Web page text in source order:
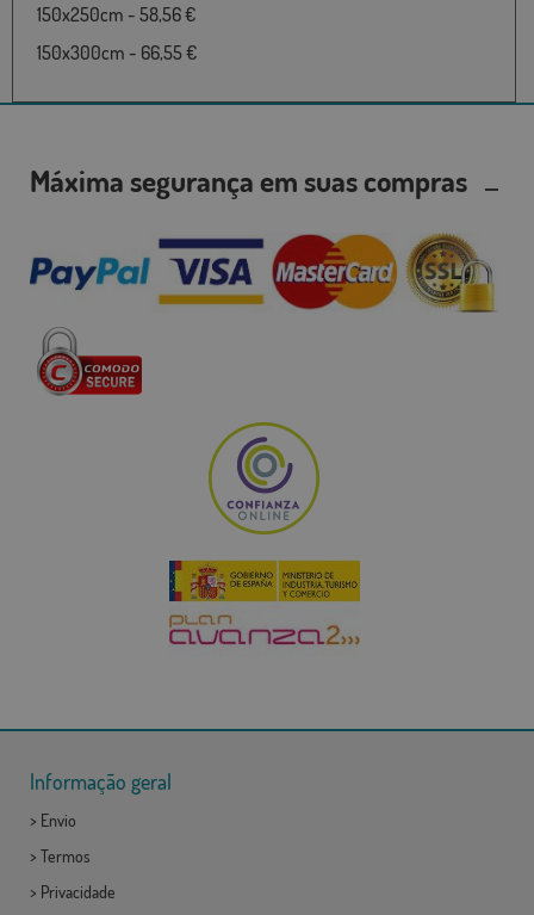
150x250cm - 58,56 €
150x300cm - 66,55 €
Máxima segurança em suas compras
Informação geral
> Envio
> Termos
> Privacidade